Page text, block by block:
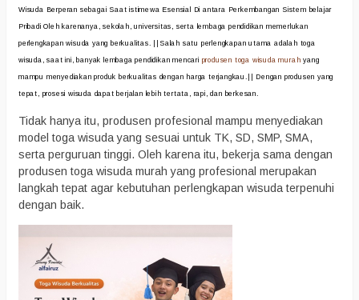
Wisuda Berperan sebagai Saat istimewa Esensial Di antara Perkembangan Sistem belajar
Pribadi Oleh karenanya, sekolah, universitas, serta lembaga pendidikan memerlukan
perlengkapan wisuda yang berkualitas. ||Salah satu perlengkapan utama adalah toga
wisuda, saat ini, banyak lembaga pendidikan mencari produsen toga wisuda murah yang
mampu menyediakan produk berkualitas dengan harga terjangkau.|| Dengan produsen yang
tepat, prosesi wisuda dapat berjalan lebih tertata, rapi, dan berkesan.
Tidak hanya itu, produsen profesional mampu menyediakan
model toga wisuda yang sesuai untuk TK, SD, SMP, SMA,
serta perguruan tinggi. Oleh karena itu, bekerja sama dengan
produsen toga wisuda murah yang profesional merupakan
langkah tepat agar kebutuhan perlengkapan wisuda terpenuhi
dengan baik.